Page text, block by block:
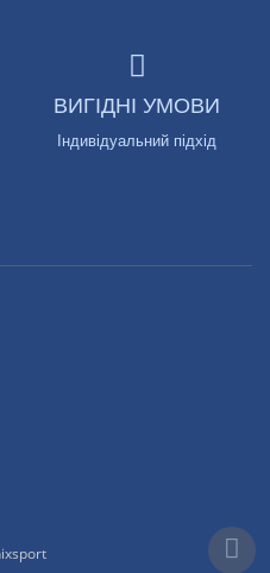
ВИГІДНІ УМОВИ
Індивідуальний підхід